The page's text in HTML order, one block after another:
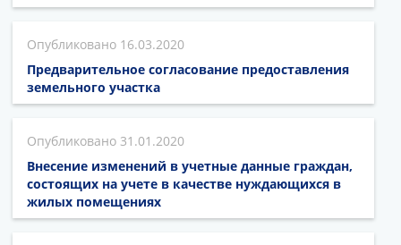
16.03.2020
Предварительное согласование предоставления
земельного участка
31.01.2020
Внесение изменений в учетные данные граждан,
состоящих на учете в качестве нуждающихся в
жилых помещениях